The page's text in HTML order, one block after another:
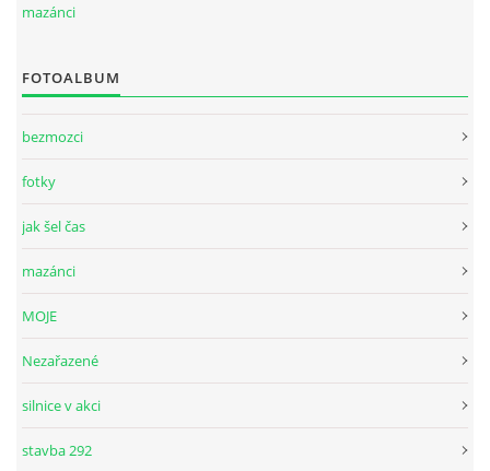
mazánci
FOTOALBUM
bezmozci
fotky
jak šel čas
mazánci
MOJE
Nezařazené
silnice v akci
stavba 292